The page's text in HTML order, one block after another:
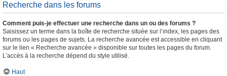
Recherche dans les forums
Comment puis-je effectuer une recherche dans un ou des forums ?
Saisissez un terme dans la boîte de recherche située sur l’index, les pages des
forums ou les pages de sujets. La recherche avancée est accessible en cliquant
sur le lien « Recherche avancée » disponible sur toutes les pages du forum.
L’accès à la recherche dépend du style utilisé.
Haut